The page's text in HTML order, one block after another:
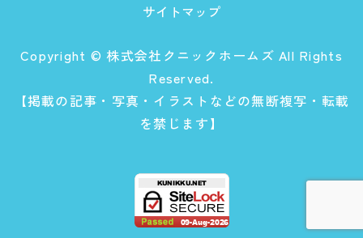
サイトマップ
Copyright © 株式会社クニックホームズ All Rights
Reserved.
【掲載の記事・写真・イラストなどの無断複写・転載
を禁じます】